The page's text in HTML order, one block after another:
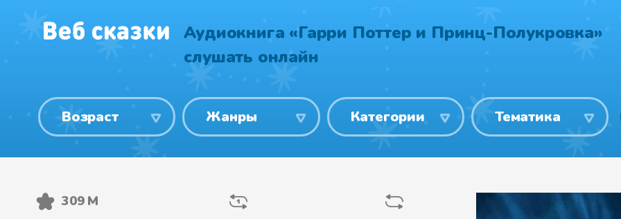
Аудиокнига «Гарри Поттер и Принц-Полукровка»
слушать онлайн
Возраст Жанры Категории Тематика
309 М